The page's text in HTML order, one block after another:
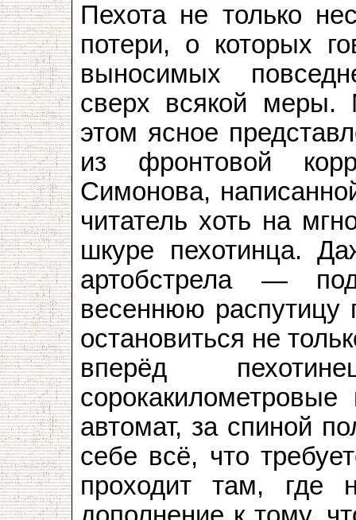
Пехота не только
потери, о которых
выносимых
сверх всякой меры.
этом ясное
из фронтовой
Симонова,
читатель хоть на
шкуре пехотинца.
артобстрела —
весеннюю распутицу
остановиться не
вперёд
автомат, за спиной
себе всё, что
проходит там, где